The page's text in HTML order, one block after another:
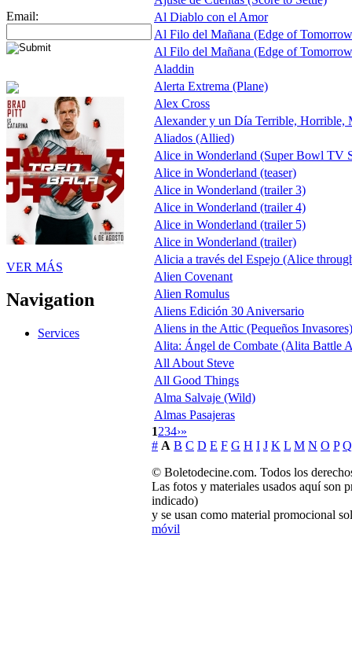
Email:
VER MÁS
Navigation
Services
Al Diablo con el Amor
Al Filo del Mañana (Edge of
Al Filo del Mañana (Edge of
Aladdin
Alerta Extrema (Plane)
Alex Cross
Alexander y un Día Terrible, Horrible,
Aliados (Allied)
Alice in Wonderland (Super Bowl TV
Alice in Wonderland (teaser)
Alice in Wonderland (trailer 3)
Alice in Wonderland (trailer 4)
Alice in Wonderland (trailer 5)
Alice in Wonderland (trailer)
Alicia a través del Espejo (Alice
Alien Covenant
Alien Romulus
Aliens Edición 30 Aniversario
Aliens in the Attic (Pequeños Invasores)
Alita: Ángel de Combate (Alita Battle
All About Steve
All Good Things
Alma Salvaje (Wild)
Almas Pasajeras
1234›»
# A B C D E F G H I J K L M N O P Q
© Boletodecine.com. Todos los
Las fotos y materiales usados aquí son
indicado)
y se usan como material promocional
móvil